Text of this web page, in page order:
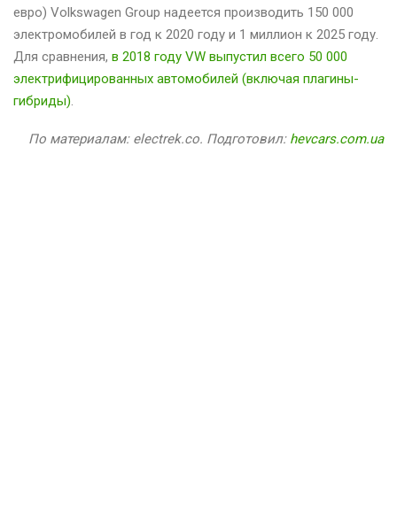
евро) Volkswagen Group надеется производить 150 000
электромобилей в год к 2020 году и 1 миллион к 2025 году.
Для сравнения, в 2018 году VW выпустил всего 50 000
электрифицированных автомобилей (включая плагины-
гибриды).
По материалам: electrek.co. Подготовил: hevcars.com.ua